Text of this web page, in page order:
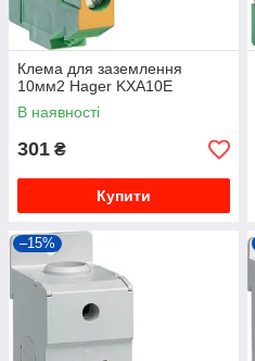
Клема для заземлення
10мм2 Hager KXA10E
В наявності
301 ₴
Купити
–15%